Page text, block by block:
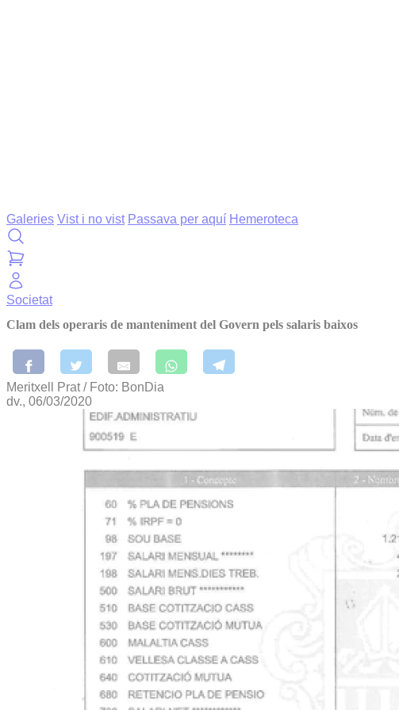
Galeries Vist i no vist Passava per aquí Hemeroteca
Societat
Clam dels operaris de manteniment del Govern pels salaris baixos
Meritxell Prat / Foto: BonDia
dv., 06/03/2020